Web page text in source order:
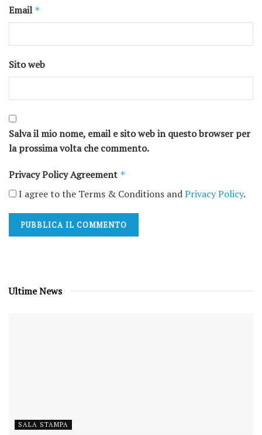
Email *
Sito web
Salva il mio nome, email e sito web in questo browser per
la prossima volta che commento.
Privacy Policy Agreement *
I agree to the Terms & Conditions andPrivacy Policy.
Ultime News
SALA STAMPA